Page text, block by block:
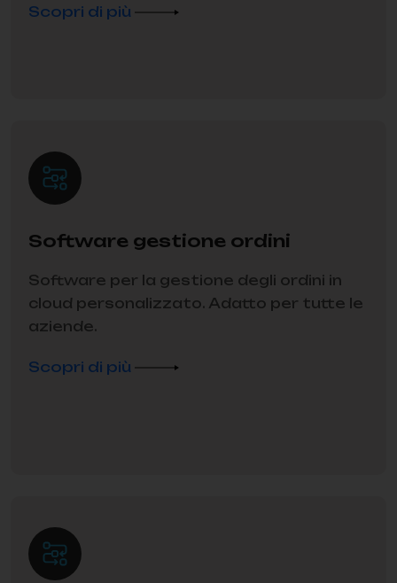
Scopri di più
Software gestione ordini
Software per la gestione degli ordini in
cloud personalizzato. Adatto per tutte le
aziende.
Scopri di più